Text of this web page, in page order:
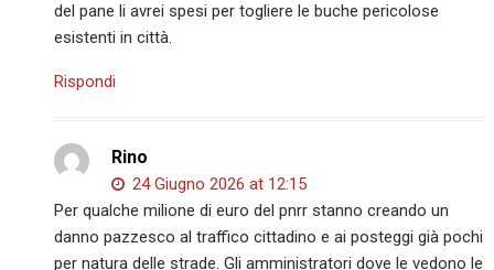
del pane li avrei spesi per togliere le buche pericolose
esistenti in città.
Rispondi
Rino
24 Giugno 2026 at 12:15
Per qualche milione di euro del pnrr stanno creando un
danno pazzesco al traffico cittadino e ai posteggi già pochi
per natura delle strade. Gli amministratori dove le vedono le